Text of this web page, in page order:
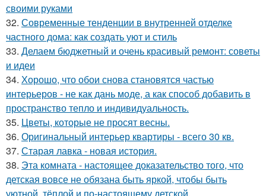
своими руками
32. Современные тенденции в внутренней отделке
частного дома: как создать уют и стиль
33. Делаем бюджетный и очень красивый ремонт: советы
и идеи
34. Хорошо, что обои снова становятся частью
интерьеров - не как дань моде, а как способ добавить в
пространство тепло и индивидуальность.
35. Цветы, которые не просят весны.
36. Оригинальный интерьер квартиры - всего 30 кв.
37. Старая лавка - новая история.
38. Эта комната - настоящее доказательство того, что
детская вовсе не обязана быть яркой, чтобы быть